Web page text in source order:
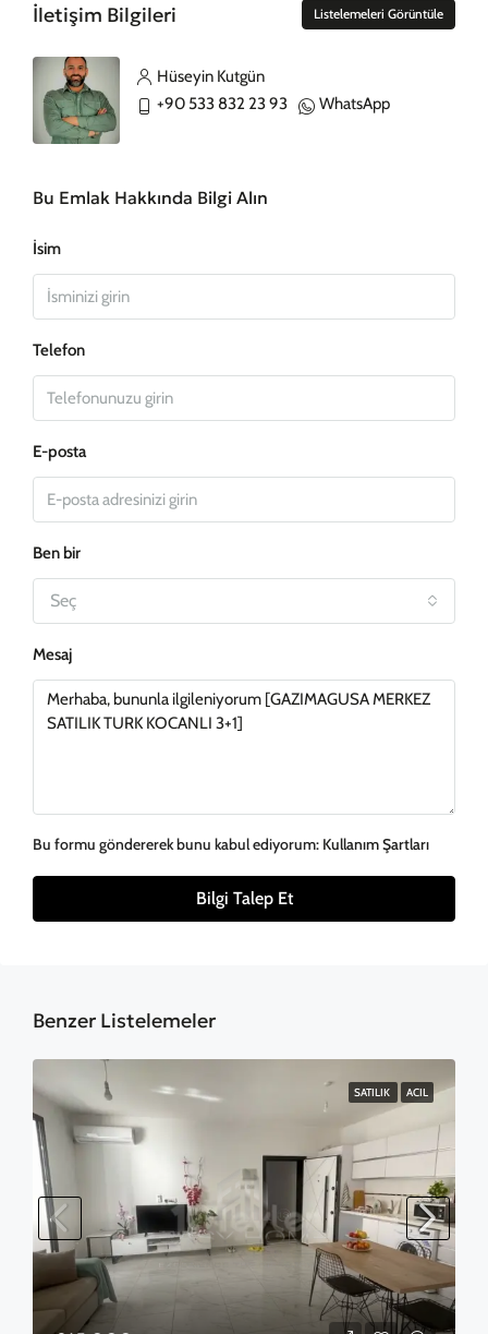
İletişim Bilgileri Listelemeleri Görüntüle
Hüseyin Kutgün
+90 533 832 23 93
WhatsApp
Bu Emlak Hakkında Bilgi Alın
İsim
Telefon
E-posta
Ben bir
Seç
Mesaj
Bu formu göndererek bunu kabul ediyorum: Kullanım Şartları
Bilgi Talep Et
Benzer Listelemeler
SATILIK ACIL